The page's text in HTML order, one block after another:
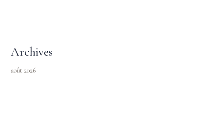
Archives
août 2026